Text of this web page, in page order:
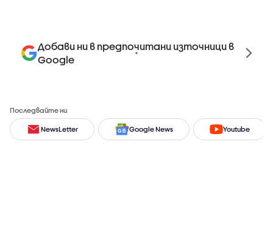
Добави ни в предпочитани източници в
Google
Последвайте ни
NewsLetter Google News Youtube